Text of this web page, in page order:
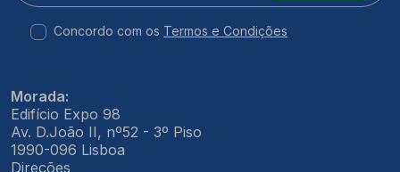
Concordo com os Termos e Condições
Morada:
Edifício Expo 98
Av. D.João II, nº52 - 3º Piso
1990-096 Lisboa
Direções